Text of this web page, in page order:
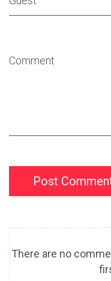
Post
There are no